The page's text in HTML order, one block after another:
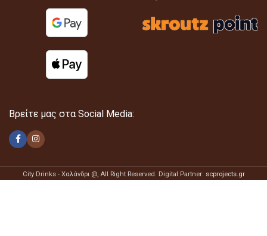
Βρείτε μας στα Social Media:
City Drinks - Χαλάνδρι @, All Right Reserved. Digital Partner: scprojects.gr